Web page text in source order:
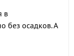
в
без осадков. А